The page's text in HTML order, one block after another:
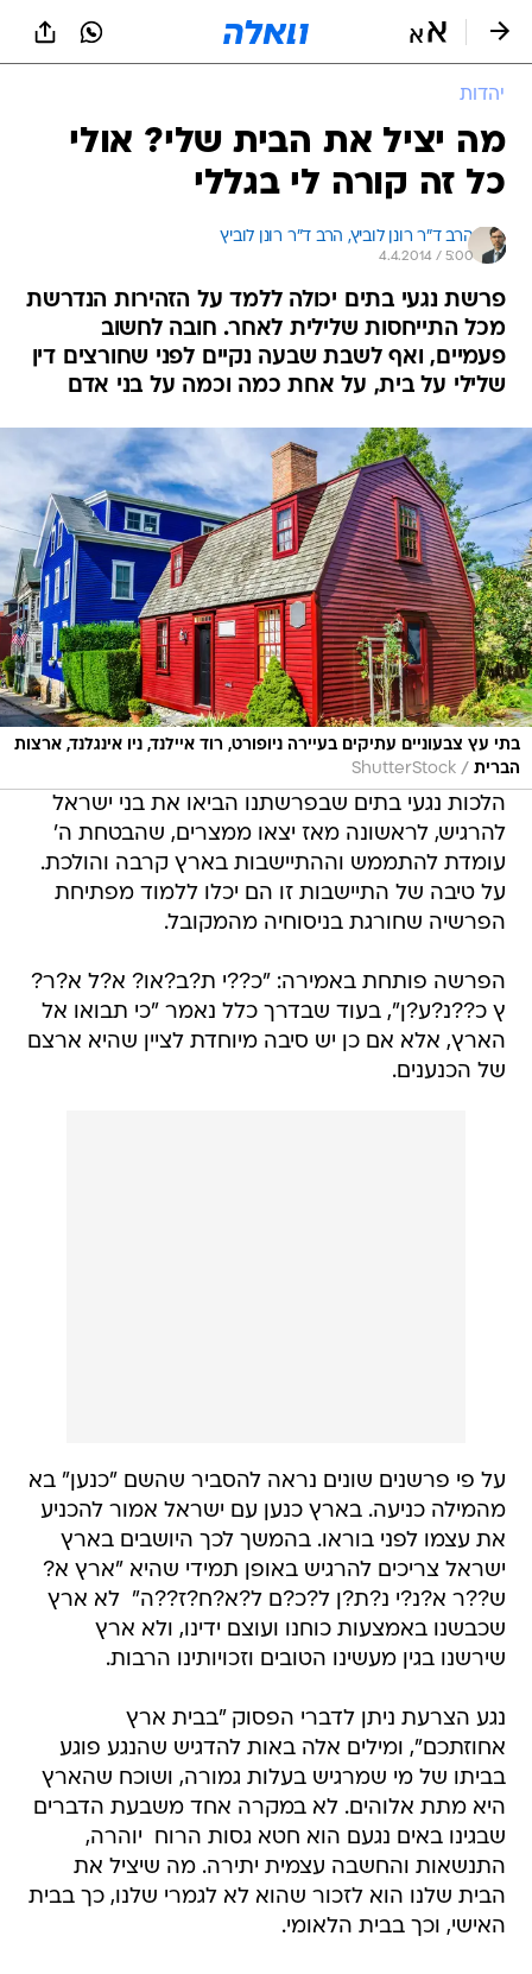
יהדות
מה יציל את הבית שלי? אולי
כל זה קורה לי בגללי
הרב ד"ר רונן לוביץ, הרב ד"ר רונן לוביץ
4.4.2014 / 5:00
פרשת נגעי בתים יכולה ללמד על הזהירות הנדרשת
מכל התייחסות שלילית לאחר. חובה לחשוב
פעמיים, ואף לשבת שבעה נקיים לפני שחורצים דין
שלילי על בית, על אחת כמה וכמה על בני אדם
בתי עץ צבעוניים עתיקים בעיירה ניופורט, רוד איילנד, ניו אינגלנד, ארצות
הברית /
ShutterStock
הלכות נגעי בתים שבפרשתנו הביאו את בני ישראל
להרגיש, לראשונה מאז יצאו ממצרים, שהבטחת ה'
עומדת להתממש וההתיישבות בארץ קרבה והולכת.
על טיבה של התיישבות זו הם יכלו ללמוד מפתיחת
הפרשיה שחורגת בניסוחיה מהמקובל.
הפרשה פותחת באמירה: "כ??י ת?ב?או? א?ל א?ר?
ץ כ??נ?ע?ן", בעוד שבדרך כלל נאמר "כי תבואו אל
הארץ, אלא אם כן יש סיבה מיוחדת לציין שהיא ארצם
של הכנענים.
על פי פרשנים שונים נראה להסביר שהשם "כנען" בא
מהמילה כניעה. בארץ כנען עם ישראל אמור להכניע
את עצמו לפני בוראו. בהמשך לכך היושבים בארץ
ישראל צריכים להרגיש באופן תמידי שהיא "ארץ א?
ש??ר א?נ?י נ?ת?ן ל?כ?ם ל?א?ח?ז??ה"  לא ארץ
שכבשנו באמצעות כוחנו ועוצם ידינו, ולא ארץ
שירשנו בגין מעשינו הטובים וזכויותינו הרבות.
נגע הצרעת ניתן לדברי הפסוק "בבית ארץ
אחוזתכם", ומילים אלה באות להדגיש שהנגע פוגע
בביתו של מי שמרגיש בעלות גמורה, ושוכח שהארץ
היא מתת אלוהים. לא במקרה אחד משבעת הדברים
שבגינו באים נגעם הוא חטא גסות הרוח  יוהרה,
התנשאות והחשבה עצמית יתירה. מה שיציל את
הבית שלנו הוא לזכור שהוא לא לגמרי שלנו, כך בבית
האישי, וכך בבית הלאומי.